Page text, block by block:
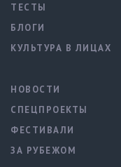
ТЕСТЫ
БЛОГИ
КУЛЬТУРА В ЛИЦАХ
НОВОСТИ
СПЕЦПРОЕКТЫ
ФЕСТИВАЛИ
ЗА РУБЕЖОМ